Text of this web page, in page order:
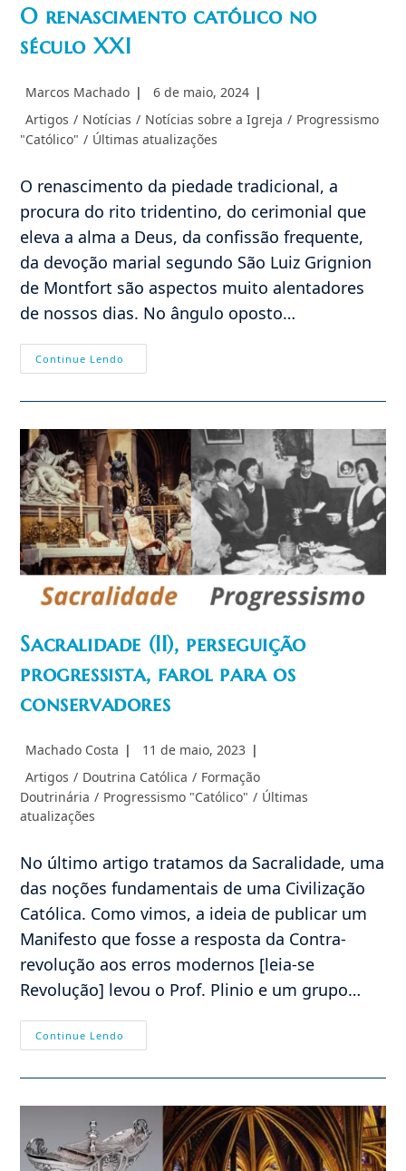
O renascimento católico no
século XXI
Autor
post:
Marcos Machado
Post
6 de maio, 2024
Categoria
do
Artigos / Notícias / Notícias sobre a Igreja / Progressismo
"Católico" / Últimas atualizações
O renascimento da piedade tradicional, a
procura do rito tridentino, do cerimonial que
eleva a alma a Deus, da confissão frequente,
da devoção marial segundo São Luiz Grignion
de Montfort são aspectos muito alentadores
de nossos dias. No ângulo oposto…
Continue Lendo
Renascimento
Sacralidade (II), perseguição
progressista, farol para os
conservadores
Autor
post:
Machado Costa
Post
11 de maio, 2023
Categoria
do
post:
Artigos / Doutrina Católica / Formação
Doutrinária / Progressismo "Católico" / Últimas
atualizações
No último artigo tratamos da Sacralidade, uma
das noções fundamentais de uma Civilização
Católica. Como vimos, a ideia de publicar um
Manifesto que fosse a resposta da Contra-
revolução aos erros modernos [leia-se
Revolução] levou o Prof. Plinio e um grupo…
Continue Lendo
(II),
Progressista,
Conservadores